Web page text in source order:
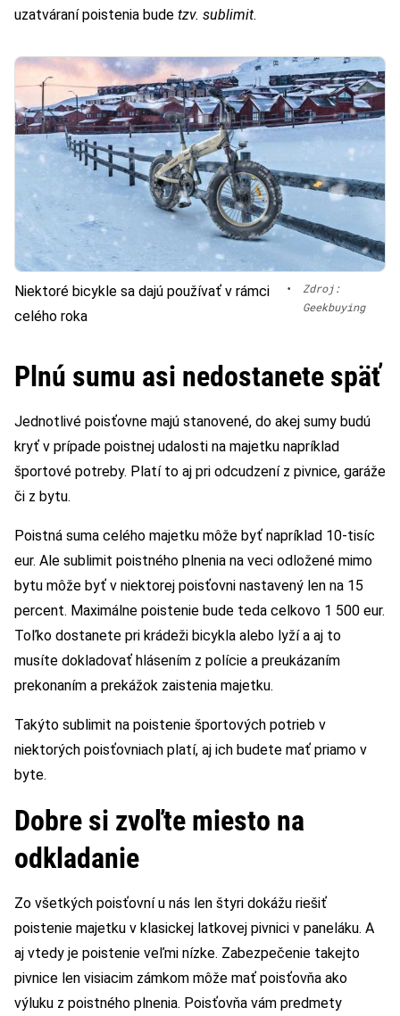
uzatváraní poistenia bude tzv. sublimit.
Niektoré bicykle sa dajú používať v rámci
celého roka
•
Zdroj:
Geekbuying
Plnú sumu asi nedostanete späť
Jednotlivé poisťovne majú stanovené, do akej sumy budú
kryť v prípade poistnej udalosti na majetku napríklad
športové potreby. Platí to aj pri odcudzení z pivnice, garáže
či z bytu.
Poistná suma celého majetku môže byť napríklad 10-tisíc
eur. Ale sublimit poistného plnenia na veci odložené mimo
bytu môže byť v niektorej poisťovni nastavený len na 15
percent. Maximálne poistenie bude teda celkovo 1 500 eur.
Toľko dostanete pri krádeži bicykla alebo lyží a aj to
musíte dokladovať hlásením z polície a preukázaním
prekonaním a prekážok zaistenia majetku.
Takýto sublimit na poistenie športových potrieb v
niektorých poisťovniach platí, aj ich budete mať priamo v
byte.
Dobre si zvoľte miesto na
odkladanie
Zo všetkých poisťovní u nás len štyri dokážu riešiť
poistenie majetku v klasickej latkovej pivnici v paneláku. A
aj vtedy je poistenie veľmi nízke. Zabezpečenie takejto
pivnice len visiacim zámkom môže mať poisťovňa ako
výluku z poistného plnenia. Poisťovňa vám predmety